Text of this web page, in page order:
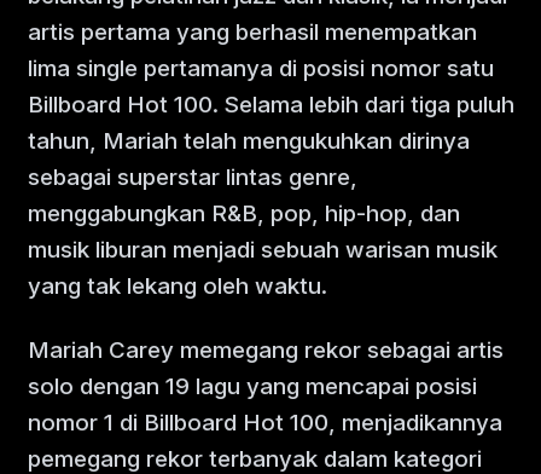
artis pertama yang berhasil menempatkan
lima single pertamanya di posisi nomor satu
Billboard Hot 100. Selama lebih dari tiga puluh
tahun, Mariah telah mengukuhkan dirinya
sebagai superstar lintas genre,
menggabungkan R&B, pop, hip-hop, dan
musik liburan menjadi sebuah warisan musik
yang tak lekang oleh waktu.
Mariah Carey memegang rekor sebagai artis
solo dengan 19 lagu yang mencapai posisi
nomor 1 di Billboard Hot 100, menjadikannya
pemegang rekor terbanyak dalam kategori